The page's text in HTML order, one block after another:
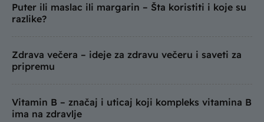
Puter ili maslac ili margarin – Šta koristiti i koje su
razlike?
Zdrava večera – ideje za zdravu večeru i saveti za
pripremu
Vitamin B – značaj i uticaj koji kompleks vitamina B
ima na zdravlje